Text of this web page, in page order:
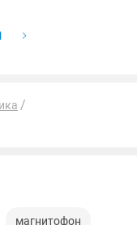
магнитофон